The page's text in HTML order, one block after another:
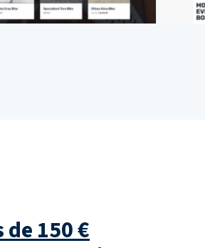
150 €